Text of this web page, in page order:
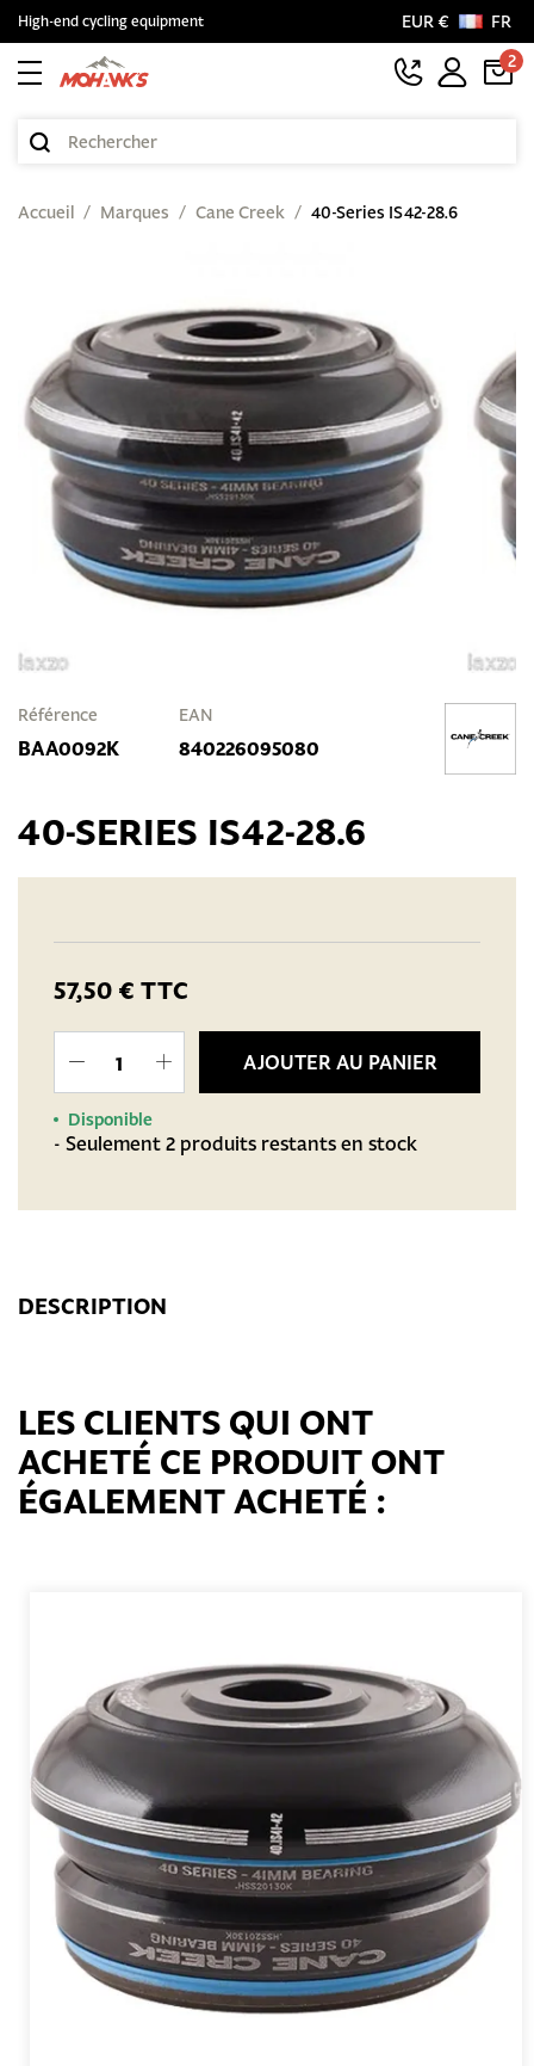
High-end cycling equipment EUR €
FR
2
Accueil Marques Cane Creek 40-Series IS42-28.6
Référence
BAA0092K
EAN
840226095080
40-SERIES IS42-28.6
57,50 € TTC
AJOUTER AU PANIER
Disponible
- Seulement 2 produits restants en stock
DESCRIPTION
LES CLIENTS QUI ONT
ACHETÉ CE PRODUIT ONT
ÉGALEMENT ACHETÉ :